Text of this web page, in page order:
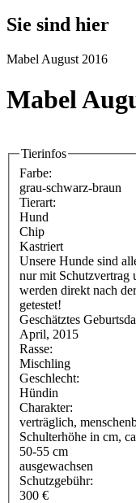
Sie sind hier
Mabel August 2016
Mabel
Tierinfos
Farbe:
grau-schwarz-braun
Tierart:
Hund
Chip
Kastriert
Unsere Hunde sind
nur mit Schutzvertrag
werden direkt nach
getestet!
Geschätztes
April, 2015
Rasse:
Mischling
Geschlecht:
Hündin
Charakter:
verträglich,
Schulterhöhe in cm,
50-55 cm
ausgewachsen
Schutzgebühr:
300 €